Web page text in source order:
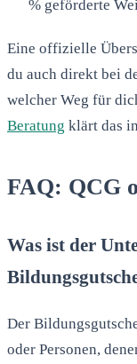
% geförderte
Eine offizielle
du auch direkt bei
welcher Weg für
Beratung klärt das
FAQ: QCG
Was ist der
Der
oder Personen,